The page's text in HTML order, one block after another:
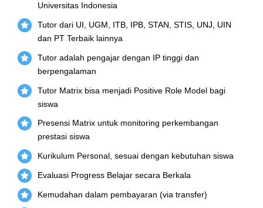
Universitas Indonesia
Tutor dari UI, UGM, ITB, IPB, STAN, STIS, UNJ, UIN
dan PT Terbaik lainnya
Tutor adalah pengajar dengan IP tinggi dan
berpengalaman
Tutor Matrix bisa menjadi Positive Role Model bagi
siswa
Presensi Matrix untuk monitoring perkembangan
prestasi siswa
Kurikulum Personal, sesuai dengan kebutuhan siswa
Evaluasi Progress Belajar secara Berkala
Kemudahan dalam pembayaran (via transfer)